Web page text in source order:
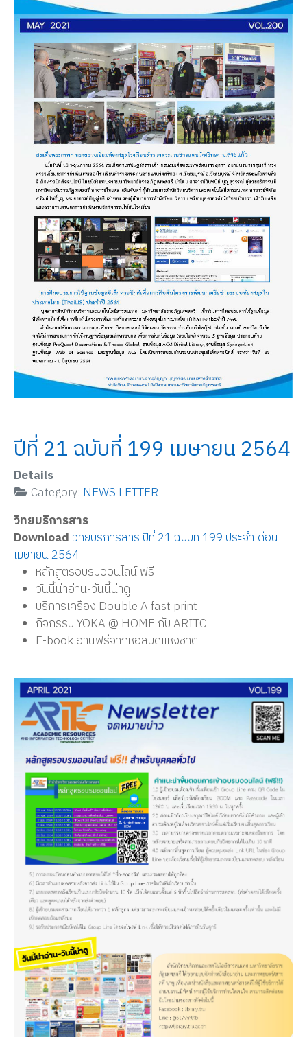
ปีที่ 21 ฉบับที่ 199 เมษายน 2564
Details
Category: NEWS LETTER
วิทยบริการสาร
Download วิทยบริการสาร ปีที่ 21 ฉบับที่ 199 ประจำเดือน
เมษายน 2564
หลักสูตรอบรมออนไลน์ ฟรี
วันนี้น่าอ่าน-วันนี้น่าดู
บริการเครื่อง Double A fast print
กิจกรรม YOKA @ HOME กับ ARITC
E-book อ่านฟรีจากหอสมุดแห่งชาติ